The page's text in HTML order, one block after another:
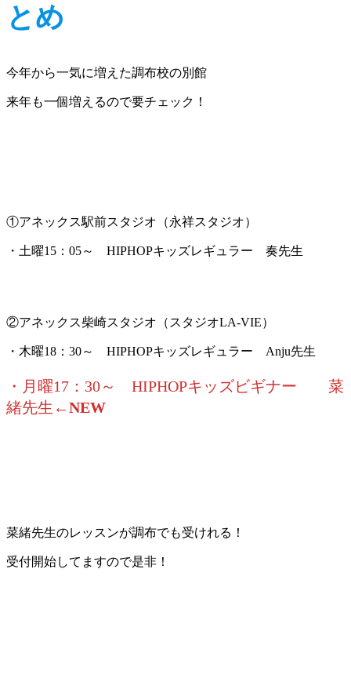
とめ
今年から一気に増えた調布校の別館
来年も一個増えるので要チェック！
①アネックス駅前スタジオ（永祥スタジオ）
・土曜15：05～ HIPHOPキッズレギュラー 奏先生
②アネックス柴崎スタジオ（スタジオLA-VIE）
・木曜18：30～ HIPHOPキッズレギュラー Anju先生
・月曜17：30～ HIPHOPキッズビギナー 菜
緒先生 ←NEW
菜緒先生のレッスンが調布でも受けれる！
受付開始してますので是非！